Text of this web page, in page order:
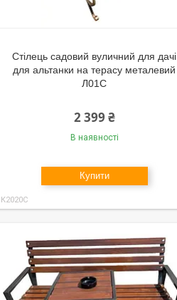
Стілець садовий вуличний для дачі
для альтанки на терасу металевий
Л01С
2 399 ₴
В наявності
Купити
К2020С